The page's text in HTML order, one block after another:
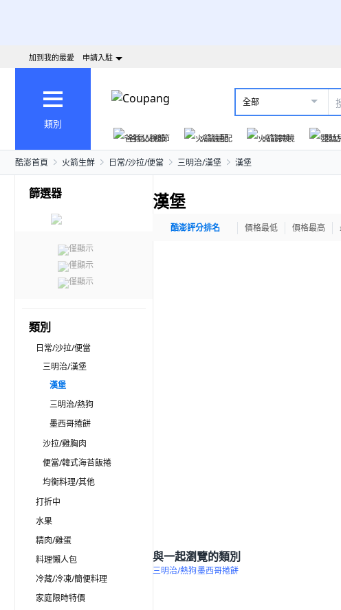
加到我的最愛 申請入駐
類別
全部
爸氣父親節 火箭速配 火箭跨境 嬰
酷澎首頁 火箭生鮮 日常/沙拉/便當 三明治/漢堡 漢堡
篩選器
僅顯示
僅顯示
僅顯示
類別
日常/沙拉/便當
三明治/漢堡
漢堡
三明治/熱狗
墨西哥捲餅
沙拉/雞胸肉
便當/韓式海苔飯捲
均衡料理/其他
打折中
水果
精肉/雞蛋
料理懶人包
冷藏/冷凍/簡便料理
家庭限時特價
漢堡
酷澎評分排名 價格最低 價格最高
與一起瀏覽的類別
三明治/熱狗墨西哥捲餅